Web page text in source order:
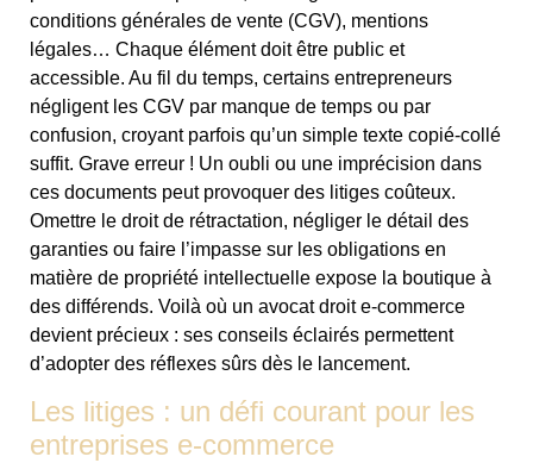
conditions générales de vente (CGV), mentions
légales… Chaque élément doit être public et
accessible. Au fil du temps, certains entrepreneurs
négligent les CGV par manque de temps ou par
confusion, croyant parfois qu’un simple texte copié-collé
suffit. Grave erreur ! Un oubli ou une imprécision dans
ces documents peut provoquer des litiges coûteux.
Omettre le droit de rétractation, négliger le détail des
garanties ou faire l’impasse sur les obligations en
matière de propriété intellectuelle expose la boutique à
des différends. Voilà où un avocat droit e-commerce
devient précieux : ses conseils éclairés permettent
d’adopter des réflexes sûrs dès le lancement.
Les litiges : un défi courant pour les
entreprises e-commerce